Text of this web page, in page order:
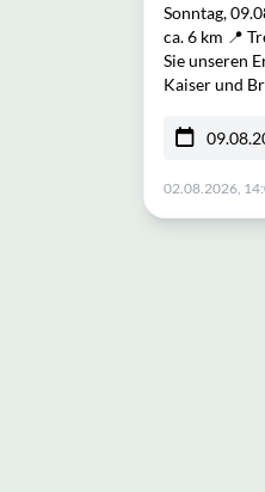
Sonntag,
ca. 6 km 📍
Sie unseren
Kaiser und
02.08.2026,